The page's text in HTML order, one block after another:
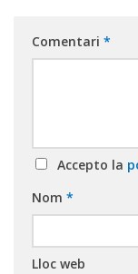
Comentari *
Accepto la
Nom *
Lloc web